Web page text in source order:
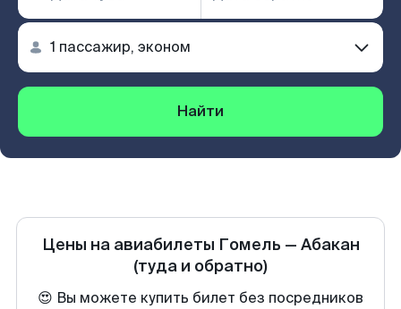
Найти
Цены на авиабилеты Гомель — Абакан
(туда и обратно)
😍 Вы можете купить билет без посредников